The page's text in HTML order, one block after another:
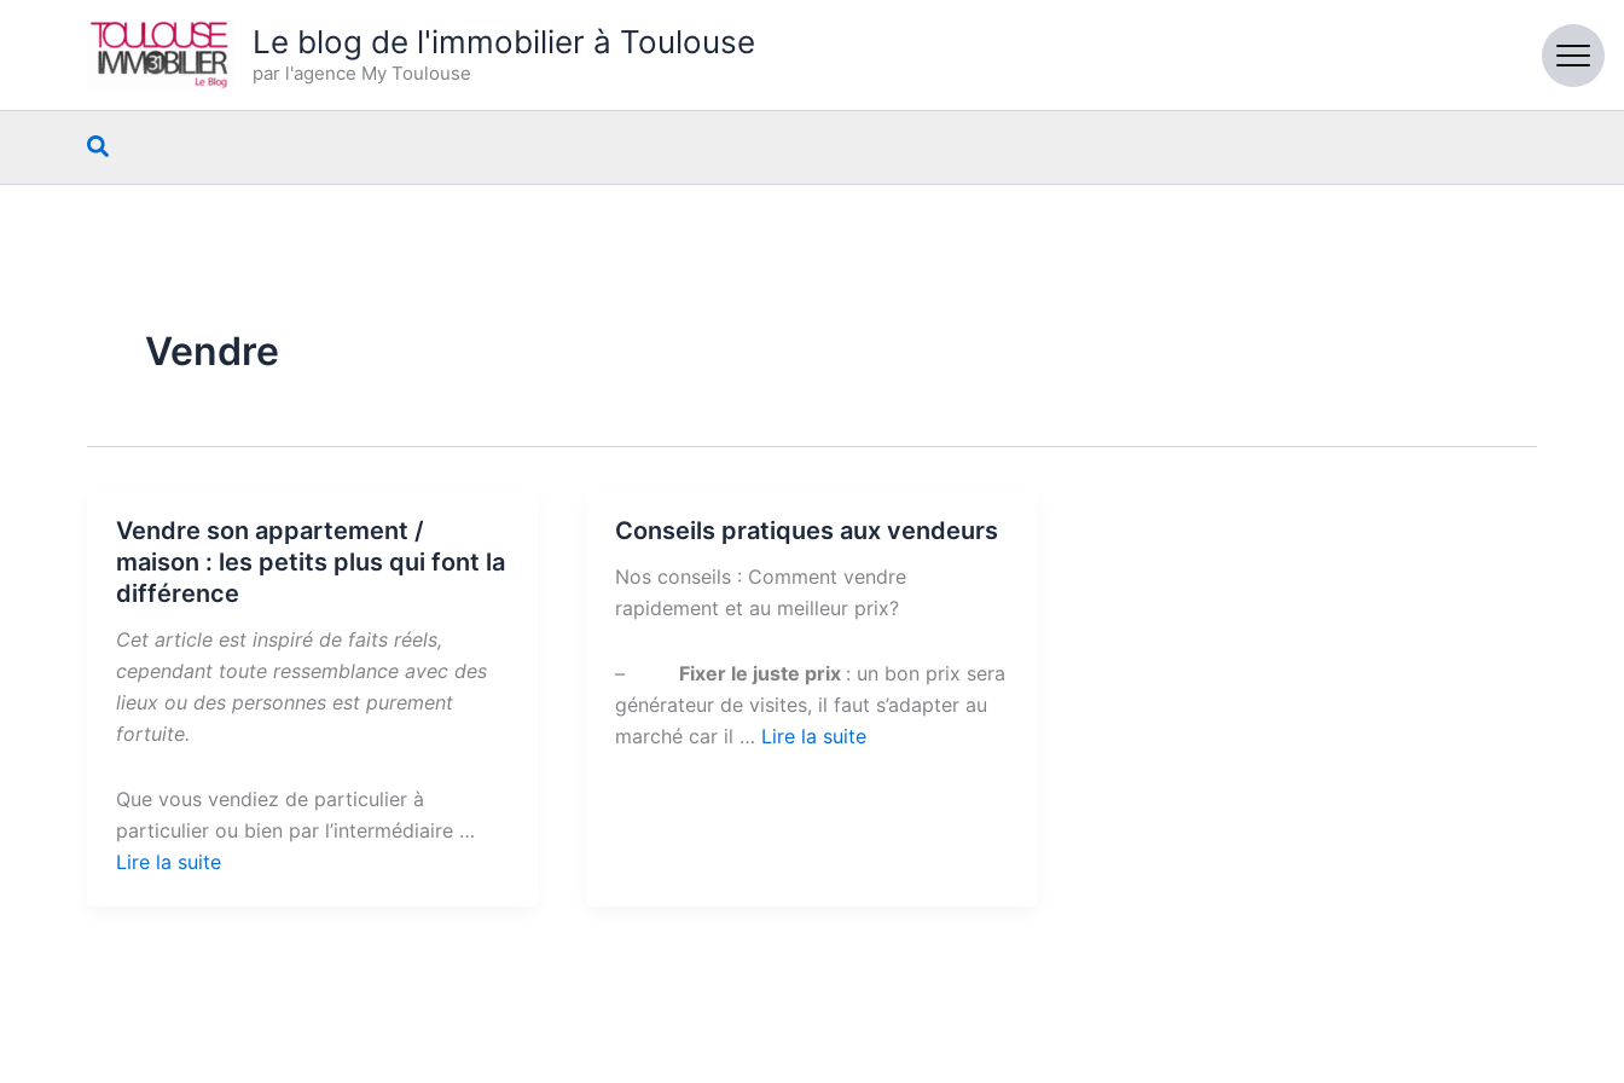
Le blog de l'immobilier à Toulouse
par l'agence My Toulouse
Rechercher
Vendre
Vendre son appartement /
maison : les petits plus qui font la
différence
Cet article est inspiré de faits réels,
cependant toute ressemblance avec des
lieux ou des personnes est purement
fortuite.
Que vous vendiez de particulier à
particulier ou bien par l’intermédiaire …
Lire la suite
Conseils pratiques aux vendeurs
Nos conseils : Comment vendre
rapidement et au meilleur prix?
– Fixer le juste prix : un bon prix sera
générateur de visites, il faut s’adapter au
marché car il … Lire la suite